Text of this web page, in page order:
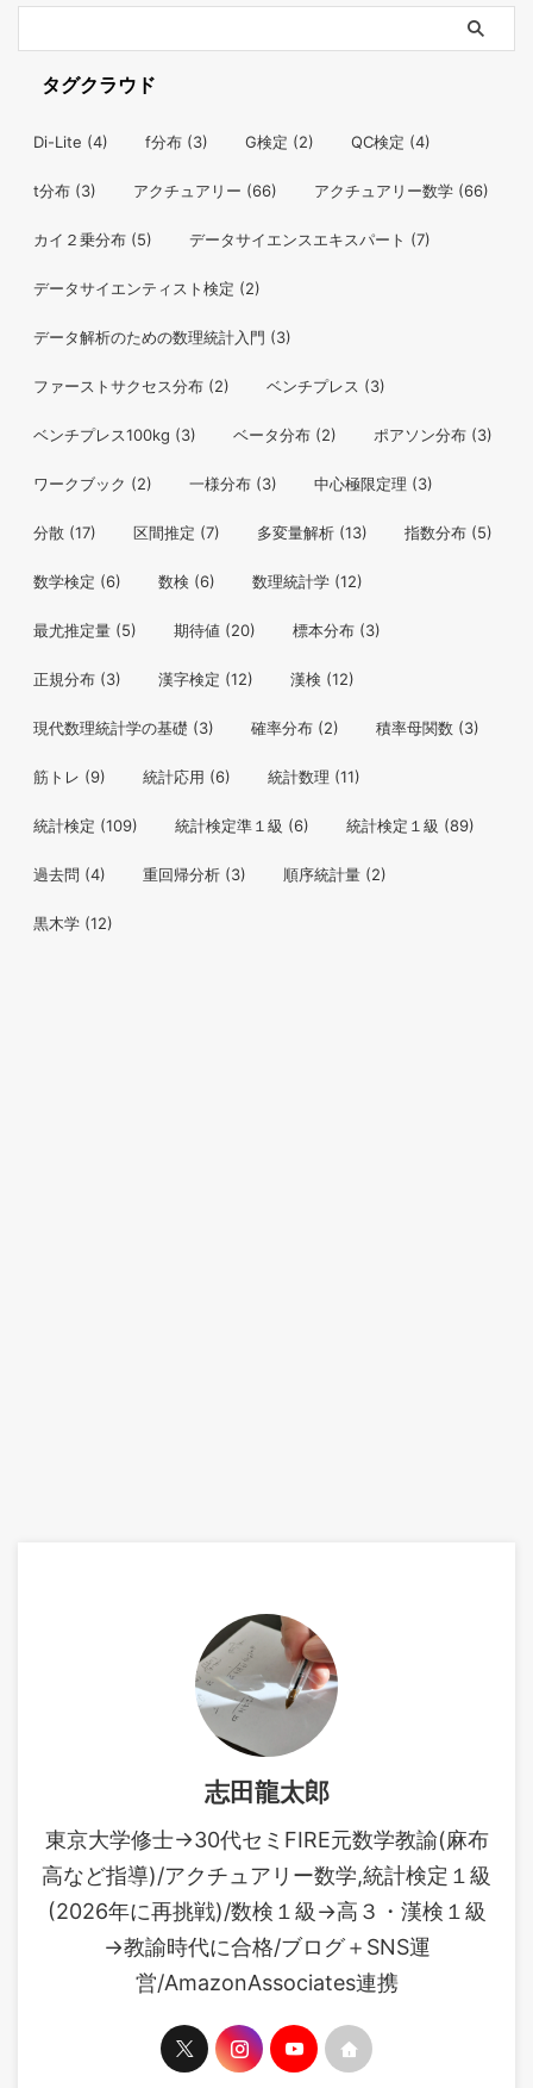
タグクラウド
Di-Lite (4) f分布 (3) G検定 (2) QC検定 (4)
t分布 (3) アクチュアリー (66) アクチュアリー数学 (66)
カイ２乗分布 (5) データサイエンスエキスパート (7)
データサイエンティスト検定 (2)
データ解析のための数理統計入門 (3)
ファーストサクセス分布 (2) ベンチプレス (3)
ベンチプレス100kg (3) ベータ分布 (2) ポアソン分布 (3)
ワークブック (2) 一様分布 (3) 中心極限定理 (3)
分散 (17) 区間推定 (7) 多変量解析 (13) 指数分布 (5)
数学検定 (6) 数検 (6) 数理統計学 (12)
最尤推定量 (5) 期待値 (20) 標本分布 (3)
正規分布 (3) 漢字検定 (12) 漢検 (12)
現代数理統計学の基礎 (3) 確率分布 (2) 積率母関数 (3)
筋トレ (9) 統計応用 (6) 統計数理 (11)
統計検定 (109) 統計検定準１級 (6) 統計検定１級 (89)
過去問 (4) 重回帰分析 (3) 順序統計量 (2)
黒木学 (12)
志田龍太郎
東京大学修士→30代セミFIRE元数学教諭(麻布
高など指導)/アクチュアリー数学,統計検定１級
(2026年に再挑戦)/数検１級→高３・漢検１級
→教諭時代に合格/ブログ＋SNS運
営/AmazonAssociates連携